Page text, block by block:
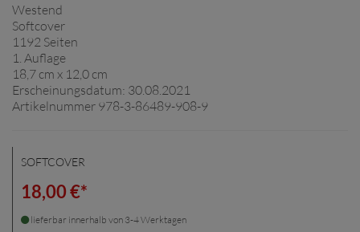
Westend
Softcover
1192 Seiten
1. Auflage
18,7 cm x 12,0 cm
Erscheinungsdatum: 30.08.2021
Artikelnummer 978-3-86489-908-9
SOFTCOVER
18,00 €*
lieferbar innerhalb von 3-4 Werktagen